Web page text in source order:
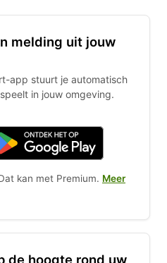
melding uit jouw
app stuurt je automatisch
in jouw omgeving.
kan met Premium. Meer
de hoogte rond uw